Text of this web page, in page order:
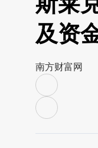
及资
南方财富网